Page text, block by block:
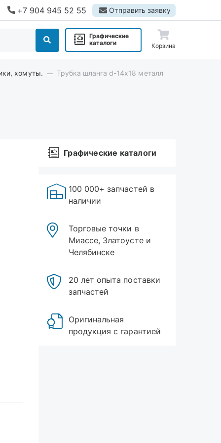
+7 904 945 52 55 Отправить заявку
Графические
каталоги
Корзина
хомуты. Трубка шланга d-14х18 металл
Графические каталоги
100 000+ запчастей в
наличии
Торговые точки в
Миассе, Златоусте и
Челябинске
20 лет опыта поставки
запчастей
Оригинальная
продукция с гарантией